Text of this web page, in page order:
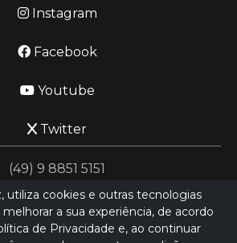
Instagram
Facebook
Youtube
Twitter
(49) 9 8851 5151
utiliza cookies e outras tecnologias
a sua experiência, de acordo
de Privacidade e, ao continuar